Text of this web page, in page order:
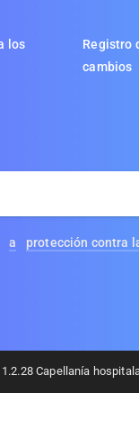
los
Registro
cambios
a
protección contra
1.2.28 Capellanía